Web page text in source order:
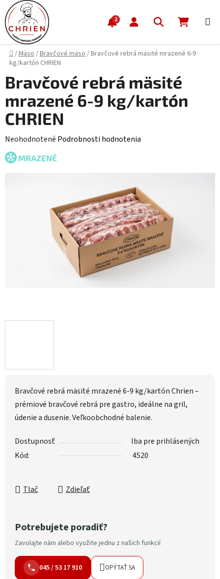
Prejsť na obsah
2 Hľadať
Domov
/Mäso/Bravčové mäso/Bravčové rebrá mäsité mrazené 6-9
kg/kartón CHRIEN
Bravčové rebrá mäsité mrazené 6-9 kg/kartón Chrien –
prémiové bravčové rebrá pre gastro, ideálne na gril,
údenie a dusenie. Veľkoobchodné balenie.
Dostupnosť
Iba pre prihlásených
Kód:
4520
Tlač Zdieľať
Potrebujete poradiť?
Zavolajte nám alebo využite jednu z našich funkcií
045 / 53 17 910 OPÝTAŤ SA
Bravčové rebrá mäsité
mrazené 6-9 kg/kartón
CHRIEN
Priemerné hodnotenie produktu je 0,0 z 5 hviezdičiek.
Neohodnotené Podrobnosti hodnotenia
MRAZENÉ